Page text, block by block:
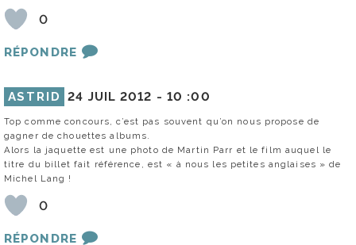
0
RÉPONDRE
ASTRID 24 JUIL 2012 - 10 :00
Top comme concours, c’est pas souvent qu’on nous propose de
gagner de chouettes albums.
Alors la jaquette est une photo de Martin Parr et le film auquel le
titre du billet fait référence, est « à nous les petites anglaises » de
Michel Lang !
0
RÉPONDRE